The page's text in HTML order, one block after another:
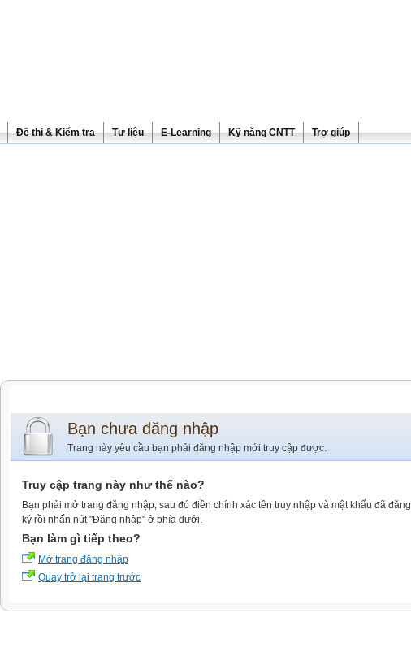
Đề thi & Kiểm tra Tư liệu E-Learning Kỹ năng CNTT Trợ giúp
Bạn chưa đăng nhập
Trang này yêu cầu bạn phải đăng nhập mới truy cập được.
Truy cập trang này như thế nào?
Bạn phải mở trang đăng nhập, sau đó điền chính xác tên truy nhập và mật khẩu đã đăng
ký rồi nhấn nút "Đăng nhập" ở phía dưới.
Bạn làm gì tiếp theo?
Mở trang đăng nhập
Quay trở lại trang trước